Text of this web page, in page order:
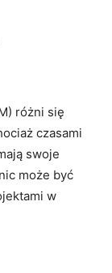
różni się
czasami
swoje
​może być⁤
​w